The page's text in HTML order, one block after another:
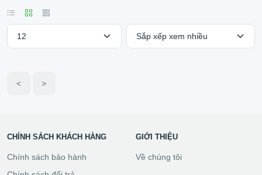
< >
CHÍNH SÁCH KHÁCH HÀNG
Chính sách bảo hành
GIỚI THIỆU
Về chúng tôi